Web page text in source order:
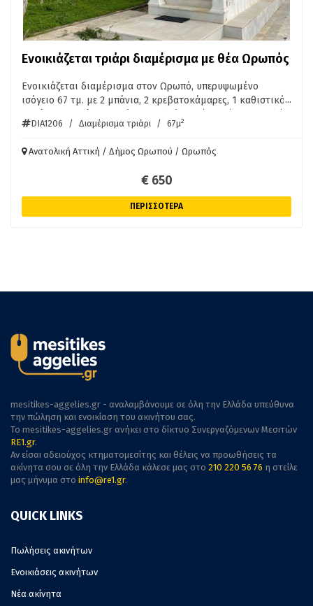
Ενοικιάζεται τριάρι διαμέρισμα με θέα Ωρωπός
Ενοικιάζεται διαμέρισμα στον Ωρωπό, υπερυψωμένο
ισόγειο 67 τμ. με 2 μπάνια, 2 κρεβατοκάμαρες, 1 καθιστικό
και πάρκινγκ. Έχουν και τα δύο μπάνια δικό τους
οικιακές συσκευές. Ενοίκιο 650 Ευρώ/μήνα.
...
DIA1206 / Διαμέρισμα τριάρι / 67μ2
Ανατολική Αττική / Δήμος Ωρωπού / Ωρωπός
€ 650
ΠΕΡΙΣΣΟΤΕΡΑ
mesitikes-aggelies.gr - αναλαμβάνουμε σε όλη την Ελλάδα υπεύθυνα
την πώληση και ενοικίαση του ακινήτου σας.
To mesitikes-aggelies.gr ανήκει στο δίκτυο Συνεργαζόμενων Μεσιτών
RE1.gr.
Αν είσαι αδειούχος κτηματομεσίτης και θέλεις να προωθήσεις τα
ακίνητα σου σε όλη την Ελλάδα κάλεσε μας στο 210 220 56 76 η στείλε
μας μήνυμα στο info@re1.gr.
QUICK LINKS
Πωλήσεις ακινήτων
Ενοικιάσεις ακινήτων
Νέα ακίνητα